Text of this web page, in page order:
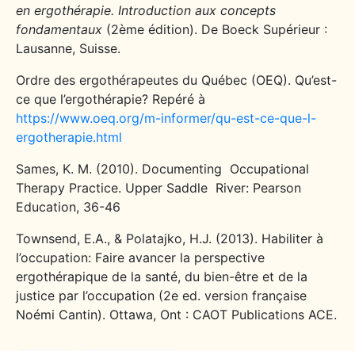
en ergothérapie. Introduction aux concepts
fondamentaux (2ème édition). De Boeck Supérieur :
Lausanne, Suisse.
Ordre des ergothérapeutes du Québec (OEQ). Qu’est-
ce que l’ergothérapie? Repéré à
https://www.oeq.org/m-informer/qu-est-ce-que-l-
ergotherapie.html
Sames, K. M. (2010). Documenting Occupational
Therapy Practice. Upper Saddle River: Pearson
Education, 36-46
Townsend, E.A., & Polatajko, H.J. (2013). Habiliter à
l’occupation: Faire avancer la perspective
ergothérapique de la santé, du bien-être et de la
justice par l’occupation (2e ed. version française
Noémi Cantin). Ottawa, Ont : CAOT Publications ACE.